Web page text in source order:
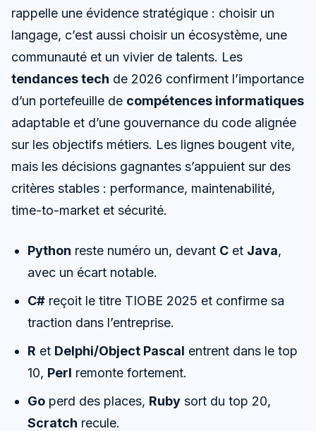
rappelle une évidence stratégique : choisir un
langage, c’est aussi choisir un écosystème, une
communauté et un vivier de talents. Les
tendances tech de 2026 confirment l’importance
d’un portefeuille de compétences informatiques
adaptable et d’une gouvernance du code alignée
sur les objectifs métiers. Les lignes bougent vite,
mais les décisions gagnantes s’appuient sur des
critères stables : performance, maintenabilité,
time-to-market et sécurité.
Python reste numéro un, devant C et Java,
avec un écart notable.
C# reçoit le titre TIOBE 2025 et confirme sa
traction dans l’entreprise.
R et Delphi/Object Pascal entrent dans le top
10, Perl remonte fortement.
Go perd des places, Ruby sort du top 20,
Scratch recule.